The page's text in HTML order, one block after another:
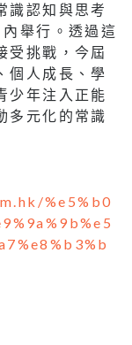
識認知與思考
舉行。透過這
受挑戰，今屆
個人成長、學
少年注入正能
多元化的常識
%e5%b0